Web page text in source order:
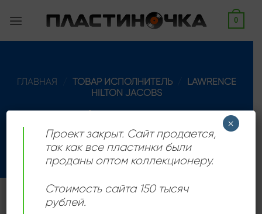
0
ГЛАВНАЯ ТОВАР ИСПОЛНИТЕЛЬ
LAWRENCE
HILTON JACOBS
Американский актер и певец
Проект закрыт. Сайт продается,
так как все пластинки были
проданы оптом коллекционеру.
Стоимость сайта 150 тысяч
рублей.
×